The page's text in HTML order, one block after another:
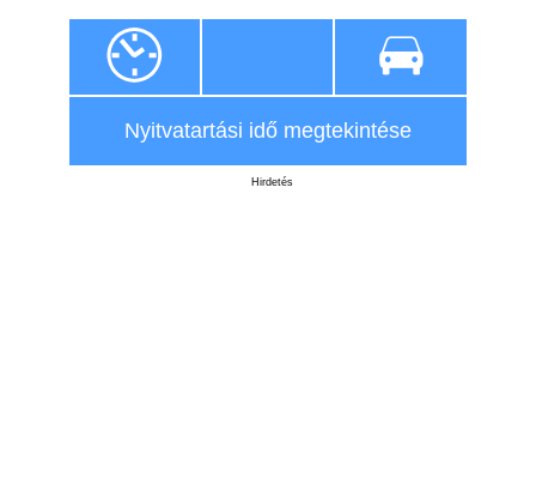
Nyitvatartási idő megtekintése
Hirdetés